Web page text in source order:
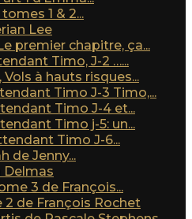
1 & 2...
Lee
premier chapitre, ça...
Timo, J-2 …...
à hauts risques...
Timo J-3 Timo,...
Timo J-4 et...
Timo j-5: un...
Timo J-6...
de Jenny...
Delmas
3 de François...
de François Rochet